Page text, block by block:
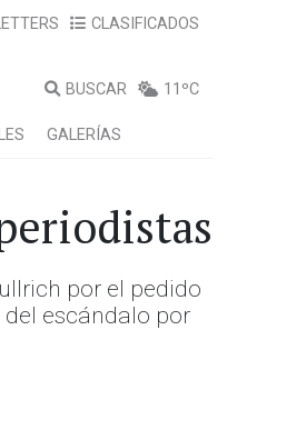
CLASIFICADOS
BUSCAR 11ºC
GALERÍAS
por el pedido
escándalo por